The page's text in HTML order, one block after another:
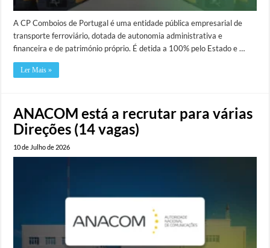
A CP Comboios de Portugal é uma entidade pública empresarial de
transporte ferroviário, dotada de autonomia administrativa e
financeira e de património próprio. É detida a 100% pelo Estado e …
Ler Mais »
ANACOM está a recrutar para várias
Direções (14 vagas)
10 de Julho de 2026